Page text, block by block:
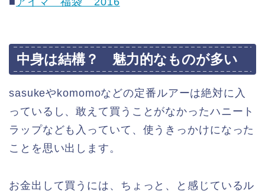
中身は結構？ 魅力的なものが多い
sasukeやkomomoなどの定番ルアーは絶対に入
っているし、敢えて買うことがなかったハニート
ラップなども入っていて、使うきっかけになった
ことを思い出します。
お金出して買うには、ちょっと、と感じているル